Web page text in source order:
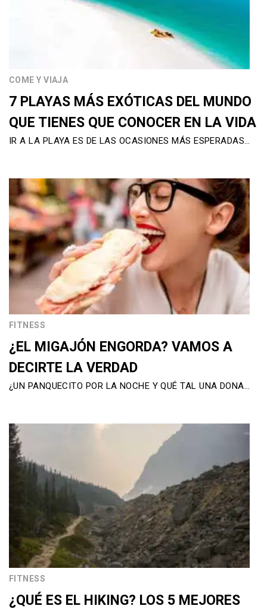
COME Y VIAJA
7 PLAYAS MÁS EXÓTICAS DEL MUNDO
QUE TIENES QUE CONOCER EN LA VIDA
IR A LA PLAYA ES DE LAS OCASIONES MÁS ESPERADAS…
FITNESS
¿EL MIGAJÓN ENGORDA? VAMOS A
DECIRTE LA VERDAD
¿UN PANQUECITO POR LA NOCHE Y QUÉ TAL UNA DONA…
FITNESS
¿QUÉ ES EL HIKING? LOS 5 MEJORES